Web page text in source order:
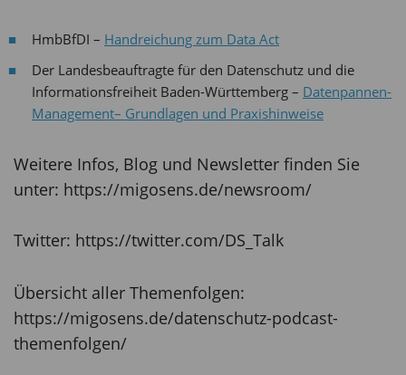
HmbBfDI – Handreichung zum Data Act
Der Landesbeauftragte für den Datenschutz und die
Informationsfreiheit Baden-Württemberg – Datenpannen-
Management– Grundlagen und Praxishinweise
Weitere Infos, Blog und Newsletter finden Sie
unter: https://migosens.de/newsroom/
Twitter: https://twitter.com/DS_Talk
Übersicht aller Themenfolgen:
https://migosens.de/datenschutz-podcast-
themenfolgen/